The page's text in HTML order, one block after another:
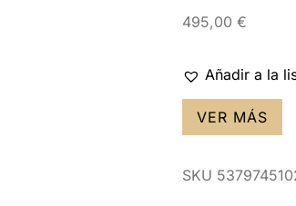
495,00 €
Añadir a la
VER MÁS
SKU